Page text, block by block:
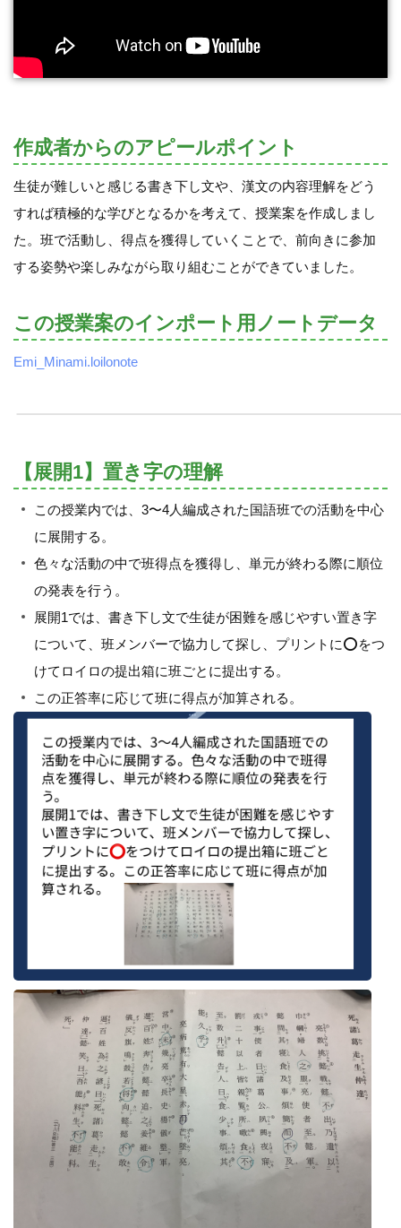
作成者からのアピールポイント
生徒が難しいと感じる書き下し文や、漢文の内容理解をどう
すれば積極的な学びとなるかを考えて、授業案を作成しまし
た。班で活動し、得点を獲得していくことで、前向きに参加
する姿勢や楽しみながら取り組むことができていました。
この授業案のインポート用ノートデータ
Emi_Minami.loilonote
【展開1】置き字の理解
この授業内では、3〜4人編成された国語班での活動を中心
に展開する。
色々な活動の中で班得点を獲得し、単元が終わる際に順位
の発表を行う。
展開1では、書き下し文で生徒が困難を感じやすい置き字
について、班メンバーで協力して探し、プリントに⭕️をつ
けてロイロの提出箱に班ごとに提出する。
この正答率に応じて班に得点が加算される。